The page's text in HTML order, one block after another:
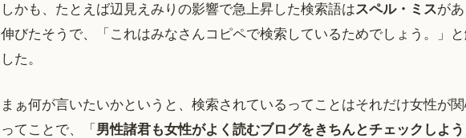
しかも、たとえば辺見えみりの影響で急上昇した検索語はスペル・ミスが
伸びたそうで、「これはみなさんコピペで検索しているためでしょう。」
した。
まぁ何が言いたいかというと、検索されているってことはそれだけ女性が
ってことで、「 男性諸君も女性がよく読むブログをきちんとチェックしよう